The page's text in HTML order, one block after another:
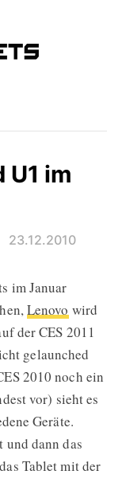
U1 im
23.12.2010
Hands On
im Januar
Lenovo wird
der CES 2011
gelaunched
2010 noch ein
vor) sieht es
Geräte.
und dann das
Tablet mit der